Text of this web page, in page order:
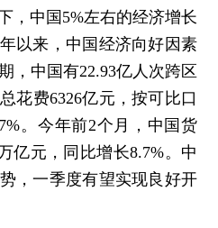
，中国5%左右的经济增长
以来，中国经济向好因素
，中国有22.93亿人次跨区
花费6326亿元，按可比口
。今年前2个月，中国货
亿元，同比增长8.7%。中
，一季度有望实现良好开